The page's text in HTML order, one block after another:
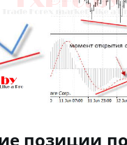
позиции